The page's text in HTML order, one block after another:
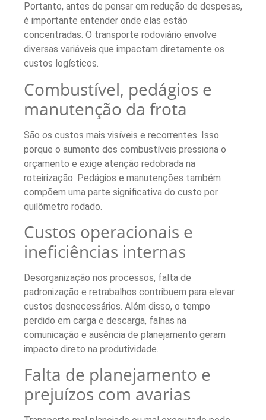
Portanto, antes de pensar em redução de despesas,
é importante entender onde elas estão
concentradas. O transporte rodoviário envolve
diversas variáveis que impactam diretamente os
custos logísticos.
Combustível, pedágios e
manutenção da frota
São os custos mais visíveis e recorrentes. Isso
porque o aumento dos combustíveis pressiona o
orçamento e exige atenção redobrada na
roteirização. Pedágios e manutenções também
compõem uma parte significativa do custo por
quilômetro rodado.
Custos operacionais e
ineficiências internas
Desorganização nos processos, falta de
padronização e retrabalhos contribuem para elevar
custos desnecessários. Além disso, o tempo
perdido em carga e descarga, falhas na
comunicação e ausência de planejamento geram
impacto direto na produtividade.
Falta de planejamento e
prejuízos com avarias